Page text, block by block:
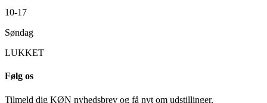
10-17
Søndag
LUKKET
Følg os
Tilmeld dig KØN nyhedsbrev og få nyt om udstillinger,